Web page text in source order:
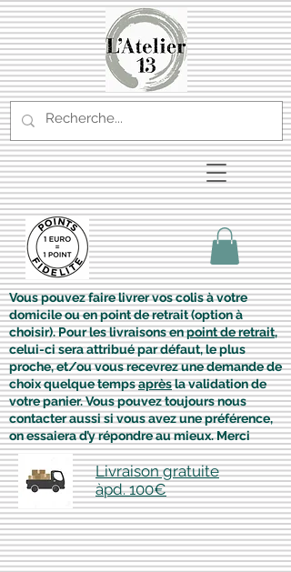
Vous pouvez faire livrer vos colis à votre
domicile ou en point de retrait (option à
choisir). Pour les livraisons enpoint de retrait,
celui-ci sera attribué par défaut, le plus
proche, et/ou vous recevrez une demande de
choix quelque tempsaprèsla validation de
votre panier. Vous pouvez toujours nous
contacter aussi si vous avez une préférence,
on essaiera d’y répondre au mieux. Merci
Livraison gratuite
àpd. 100€